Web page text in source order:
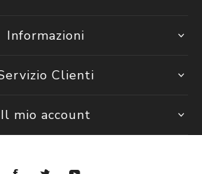
Informazioni
Clienti
Il mio account